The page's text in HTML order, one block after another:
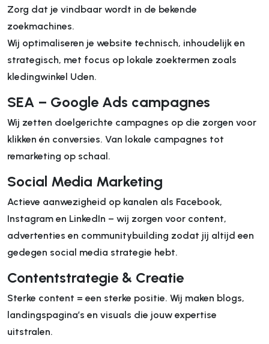
Zorg dat je vindbaar wordt in de bekende
zoekmachines.
Wij optimaliseren je website technisch, inhoudelijk en
strategisch, met focus op lokale zoektermen zoals
kledingwinkel Uden.
SEA – Google Ads campagnes
Wij zetten doelgerichte campagnes op die zorgen voor
klikken én conversies. Van lokale campagnes tot
remarketing op schaal.
Social Media Marketing
Actieve aanwezigheid op kanalen als Facebook,
Instagram en LinkedIn – wij zorgen voor content,
advertenties en communitybuilding zodat jij altijd een
gedegen social media strategie hebt.
Contentstrategie & Creatie
Sterke content = een sterke positie. Wij maken blogs,
landingspagina’s en visuals die jouw expertise
uitstralen.